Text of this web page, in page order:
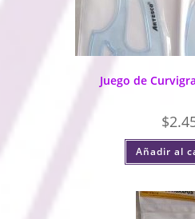
Juego de
$
Añadir al